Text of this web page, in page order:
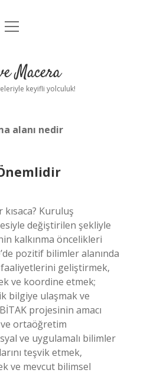
Uyarı
menüyü
Macera
keyifli yolculuk!
alanı nedir
kısaca? Kuruluş
değiştirilen şekliyle
kalkınma öncelikleri
pozitif bilimler alanında
geliştirmek,
ve koordine etmek;
bilgiye ulaşmak ve
projesinin amacı
ve ortaöğretim
ve uygulamalı bilimler
teşvik etmek,
ve mevcut bilimsel